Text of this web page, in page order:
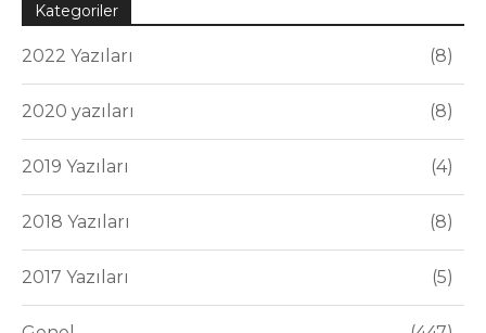
Kategoriler
2022 Yazıları 8
2020 yazıları 8
2019 Yazıları 4
2018 Yazıları 8
2017 Yazıları 5